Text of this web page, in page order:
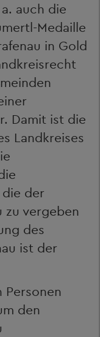
auch die
Medaille
in Gold
Damit ist die
Landkreises
der
zu vergeben
des
ist der
Personen
den